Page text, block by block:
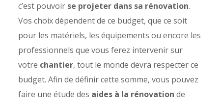
c’est pouvoir se projeter dans sa rénovation.
Vos choix dépendent de ce budget, que ce soit
pour les matériels, les équipements ou encore les
professionnels que vous ferez intervenir sur
votre chantier, tout le monde devra respecter ce
budget. Afin de définir cette somme, vous pouvez
faire une étude des aides à la rénovation de